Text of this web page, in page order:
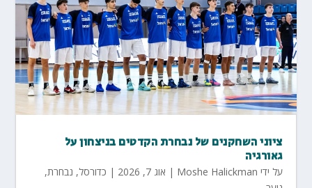
ציוני השחקנים של נבחרת הקדטים בניצחון על
גאורגיה
על ידי Moshe Halickman
| אוג 7, 2026 | כדורסל, נבחרת,